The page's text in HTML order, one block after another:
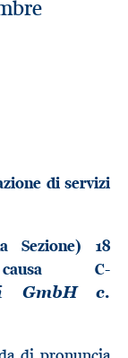
di servizi
Sezione) 18
C-
GmbH c.